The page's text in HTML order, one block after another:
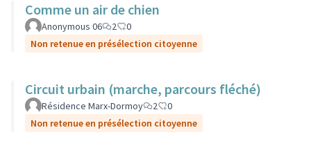
Comme un air de chien
Anonymous 06 2
0
Non retenue en présélection citoyenne
Circuit urbain (marche, parcours fléché)
Résidence Marx-Dormoy 2
0
Non retenue en présélection citoyenne